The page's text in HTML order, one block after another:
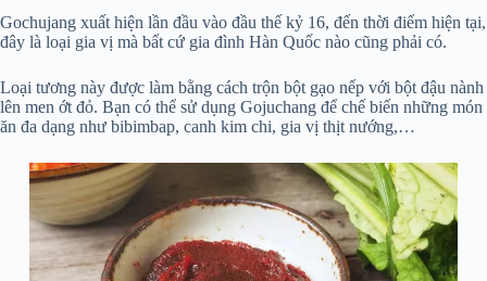
Gochujang xuất hiện lần đầu vào đầu thế kỷ 16, đến thời điểm hiện tại,
đây là loại gia vị mà bất cứ gia đình Hàn Quốc nào cũng phải có.
Loại tương này được làm bằng cách trộn bột gạo nếp với bột đậu nành
lên men ớt đỏ. Bạn có thể sử dụng Gojuchang để chế biến những món
ăn đa dạng như bibimbap, canh kim chi, gia vị thịt nướng,…